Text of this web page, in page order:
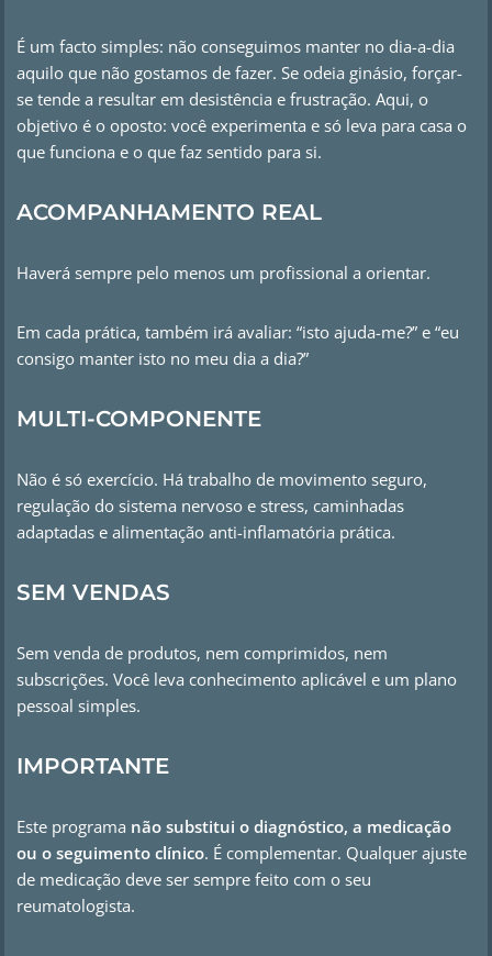
É um facto simples: não conseguimos manter no dia-a-dia
aquilo que não gostamos de fazer. Se odeia ginásio, forçar-
se tende a resultar em desistência e frustração. Aqui, o
objetivo é o oposto: você experimenta e só leva para casa o
que funciona e o que faz sentido para si.
ACOMPANHAMENTO REAL
Haverá sempre pelo menos um profissional a orientar.
Em cada prática, também irá avaliar: “isto ajuda-me?” e “eu
consigo manter isto no meu dia a dia?”
MULTI-COMPONENTE
Não é só exercício. Há trabalho de movimento seguro,
regulação do sistema nervoso e stress, caminhadas
adaptadas e alimentação anti-inflamatória prática.
SEM VENDAS
Sem venda de produtos, nem comprimidos, nem
subscrições. Você leva conhecimento aplicável e um plano
pessoal simples.
IMPORTANTE
Este programa não substitui o diagnóstico, a medicação
ou o seguimento clínico. É complementar. Qualquer ajuste
de medicação deve ser sempre feito com o seu
reumatologista.